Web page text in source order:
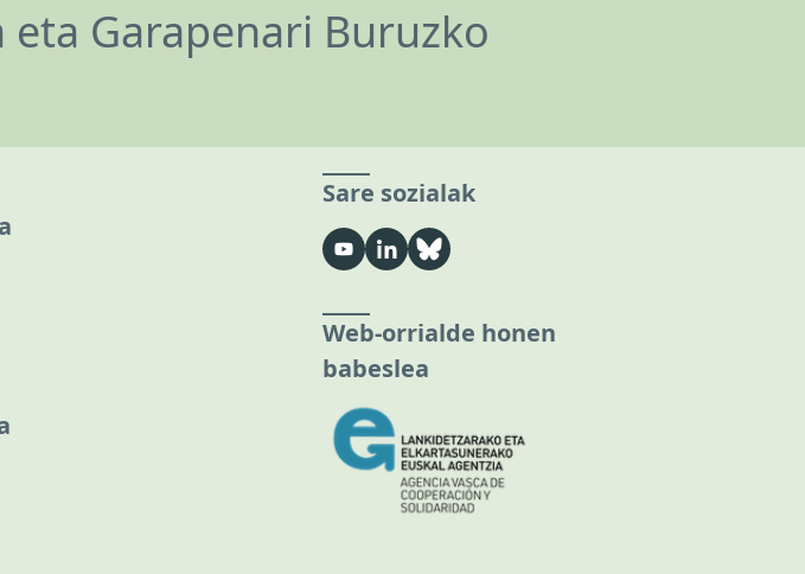
Garapenari Buruzko
Sare sozialak
Web-orrialde honen
babeslea